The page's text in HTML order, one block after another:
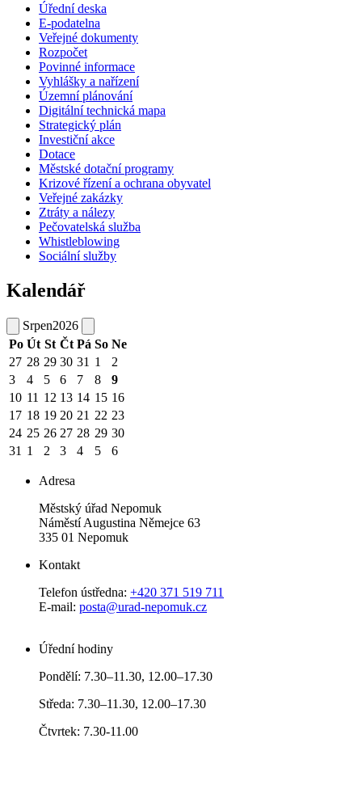
Úřední deska
E-podatelna
Veřejné dokumenty
Rozpočet
Povinné informace
Vyhlášky a nařízení
Územní plánování
Digitální technická mapa
Strategický plán
Investiční akce
Dotace
Městské dotační programy
Krizové řízení a ochrana obyvatel
Veřejné zakázky
Ztráty a nálezy
Pečovatelská služba
Whistleblowing
Sociální služby
Kalendář
Srpen2026
Po Út St Čt Pá So Ne
27 28 29 30 31 1
2
3
4 5 6 7 8
9
10 11 12 13 14 15 16
17 18 19 20 21 22 23
24 25 26 27 28 29 30
31 1 2 3 4 5 6
Adresa
Městský úřad Nepomuk
Náměstí Augustina Němejce 63
335 01 Nepomuk
Kontakt
Telefon ústředna: +420 371 519 711
E-mail: posta@urad-nepomuk.cz
Úřední hodiny
Pondělí: 7.30–11.30, 12.00–17.30
Středa: 7.30–11.30, 12.00–17.30
Čtvrtek: 7.30-11.00